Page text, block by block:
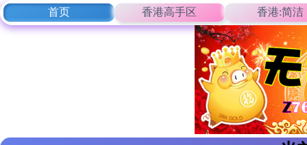
首页 香港高手区 香港:简洁